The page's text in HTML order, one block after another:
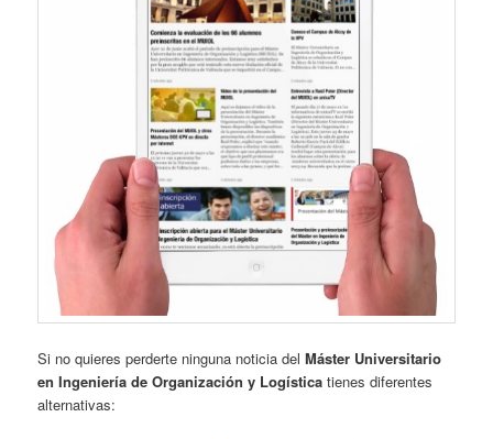
Si no quieres perderte ninguna noticia delMáster Universitario
en Ingeniería de Organización y Logística tienes diferentes
alternativas: